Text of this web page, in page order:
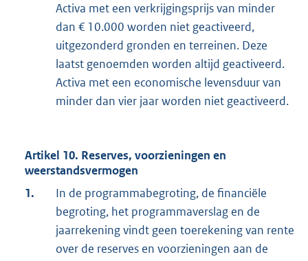
Activa met een verkrijgingsprijs van minder
dan € 10.000 worden niet geactiveerd,
uitgezonderd gronden en terreinen. Deze
laatst genoemden worden altijd geactiveerd.
Activa met een economische levensduur van
minder dan vier jaar worden niet geactiveerd.
Artikel 10. Reserves, voorzieningen en
weerstandsvermogen
1.
In de programmabegroting, de financiële
begroting, het programmaverslag en de
jaarrekening vindt geen toerekening van rente
over de reserves en voorzieningen aan de